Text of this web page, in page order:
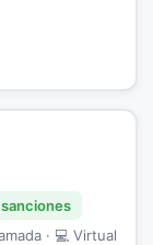
· 💻 Virtual